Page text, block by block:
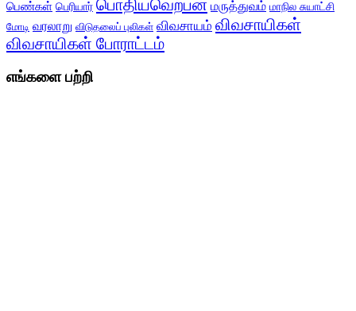
பெண்கள் பெரியார் பொதியவெற்பன் மருத்துவம் மாநில சுயாட்சி
மோடி வரலாறு விடுதலைப் புலிகள் விவசாயம் விவசாயிகள்
விவசாயிகள் போராட்டம்
எங்களை பற்றி